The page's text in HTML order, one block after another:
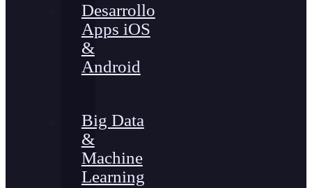
Desarrollo
Apps iOS
&
Android
Big Data
&
Machine
Learning